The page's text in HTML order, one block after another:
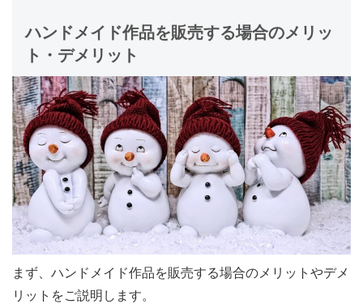
ハンドメイド作品を販売する場合のメリッ
ト・デメリット
まず、ハンドメイド作品を販売する場合のメリットやデメ
リットをご説明します。